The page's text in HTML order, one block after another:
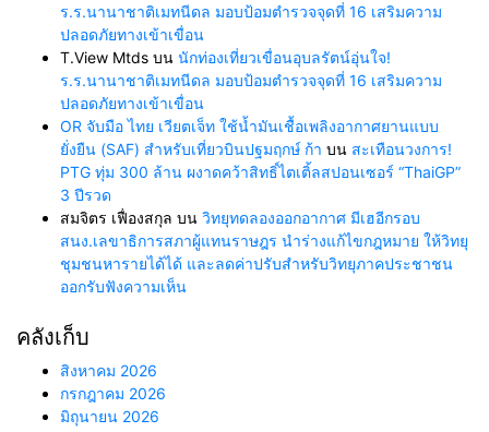
ร.ร.นานาชาติเมทนีดล มอบป้อมตำรวจจุดที่ 16 เสริมความ
ปลอดภัยทางเข้าเขื่อน
T.View Mtds บน นักท่องเที่ยวเขื่อนอุบลรัตน์อุ่นใจ!
ร.ร.นานาชาติเมทนีดล มอบป้อมตำรวจจุดที่ 16 เสริมความ
ปลอดภัยทางเข้าเขื่อน
OR จับมือ ไทย เวียตเจ็ท ใช้น้ำมันเชื้อเพลิงอากาศยานแบบ
ยั่งยืน (SAF) สำหรับเที่ยวบินปฐมฤกษ์ ก้า บน สะเทือนวงการ!
PTG ทุ่ม 300 ล้าน ผงาดคว้าสิทธิ์ไตเติ้ลสปอนเซอร์ “ThaiGP”
3 ปีรวด
สมจิตร เฟื่องสกุล บน วิทยุทดลองออกอากาศ มีเฮอีกรอบ
สนง.เลขาธิการสภาผู้แทนราษฎร นำร่างแก้ไขกฎหมาย ให้วิทยุ
ชุมชนหารายได้ได้ และลดค่าปรับสำหรับวิทยุภาคประชาชน
ออกรับฟังความเห็น
คลังเก็บ
สิงหาคม 2026
กรกฎาคม 2026
มิถุนายน 2026